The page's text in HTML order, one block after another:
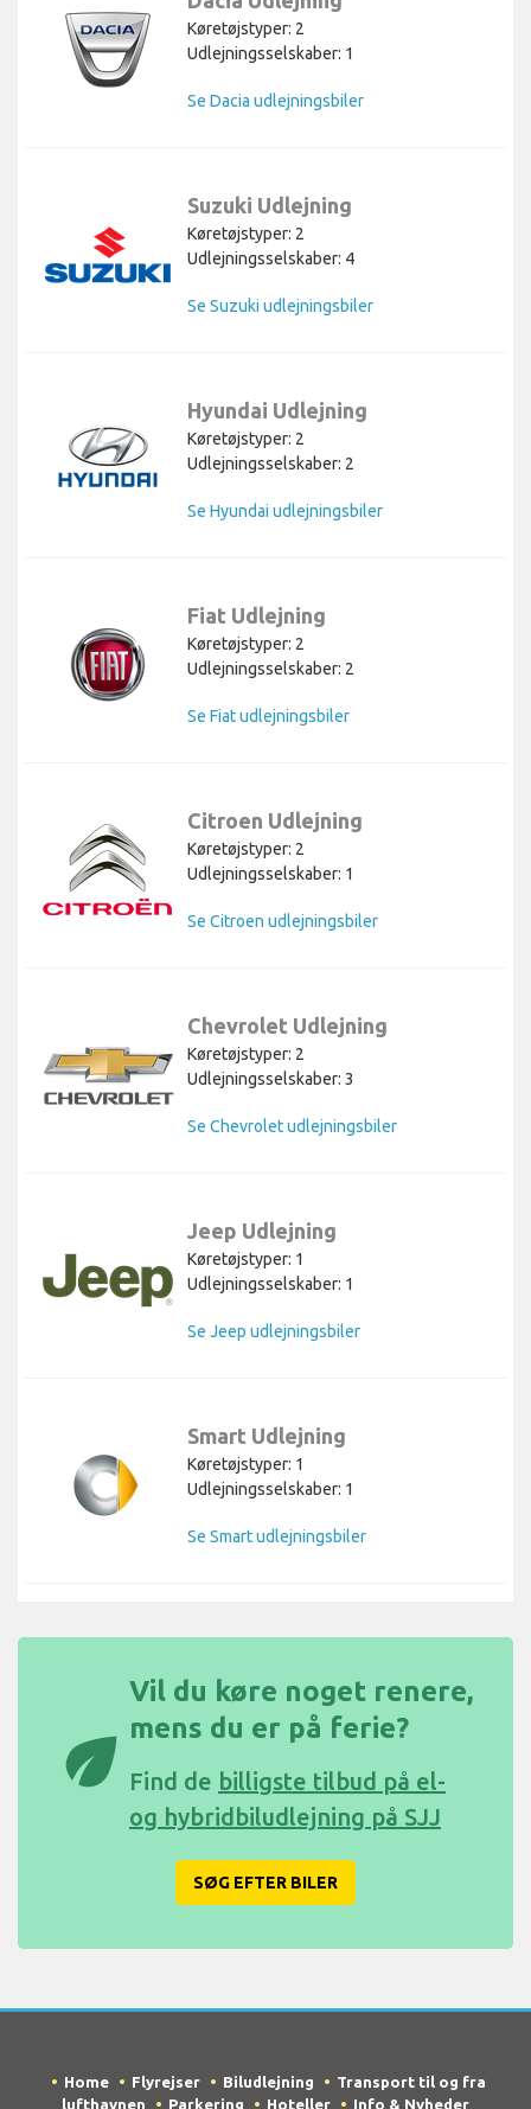
Køretøjstyper: 2
Udlejningsselskaber: 1
Se Dacia udlejningsbiler
Suzuki Udlejning
Køretøjstyper: 2
Udlejningsselskaber: 4
Se Suzuki udlejningsbiler
Hyundai Udlejning
Køretøjstyper: 2
Udlejningsselskaber: 2
Se Hyundai udlejningsbiler
Fiat Udlejning
Køretøjstyper: 2
Udlejningsselskaber: 2
Se Fiat udlejningsbiler
Citroen Udlejning
Køretøjstyper: 2
Udlejningsselskaber: 1
Se Citroen udlejningsbiler
Chevrolet Udlejning
Køretøjstyper: 2
Udlejningsselskaber: 3
Se Chevrolet udlejningsbiler
Jeep Udlejning
Køretøjstyper: 1
Udlejningsselskaber: 1
Se Jeep udlejningsbiler
Smart Udlejning
Køretøjstyper: 1
Udlejningsselskaber: 1
Se Smart udlejningsbiler
eco
Vil du køre noget renere,
mens du er på ferie?
Find de billigste tilbud på el-
og hybridbiludlejning på SJJ
SØG EFTER BILER
Home Flyrejser Biludlejning
Transport til og fra
lufthavnen
Parkering Hoteller Info & Nyheder